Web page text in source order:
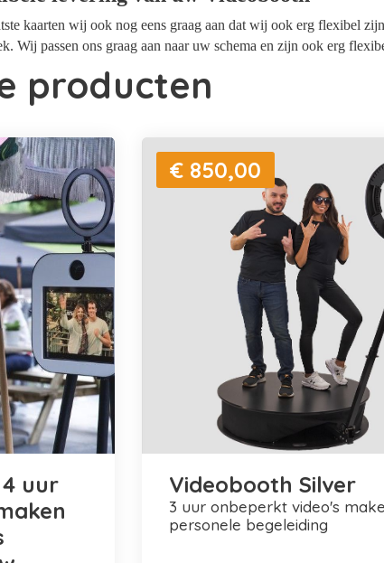
kaarten wij ook nog eens graag aan dat wij ook erg flexibel
Wij passen ons graag aan naar uw schema en zijn ook erg
producten
uur
€ 850,00
Videobooth Silver
3 uur onbeperkt video's maken +
personele begeleiding